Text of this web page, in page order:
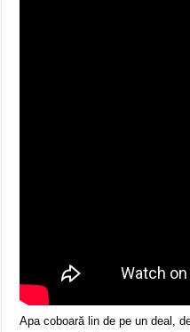
Apa coboară lin de pe un deal,